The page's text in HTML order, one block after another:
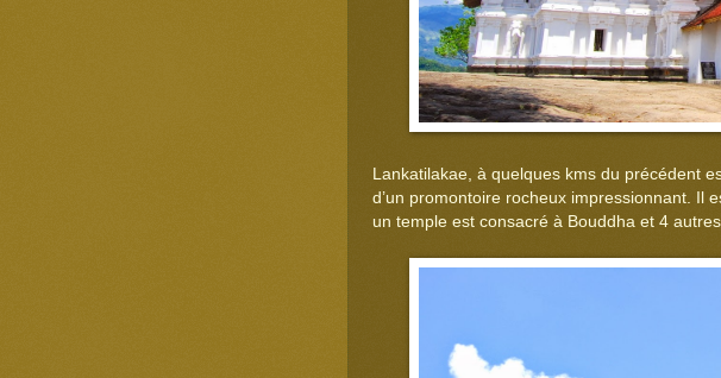
Lankatilakae, à quelques kms du précédent
d’un promontoire rocheux impressionnant. Il
un temple est consacré à Bouddha et 4